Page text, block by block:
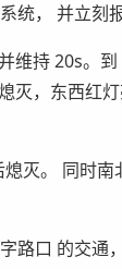
统， 并立刻报
维持 20s。
灭，东西红
灭。 同时
路口 的交通